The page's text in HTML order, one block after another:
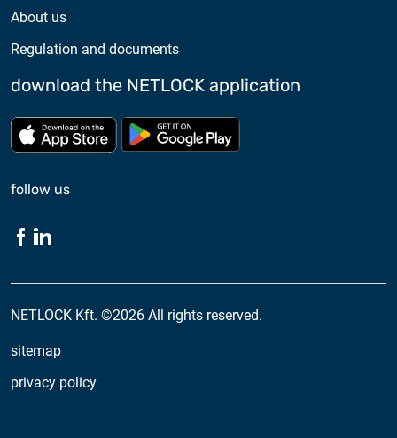
About us
Regulation and documents
download the NETLOCK application
Download from App storeDownload from Google
follow us
NETLOCK Kft. ©2026 All rights reserved.
sitemap
privacy policy